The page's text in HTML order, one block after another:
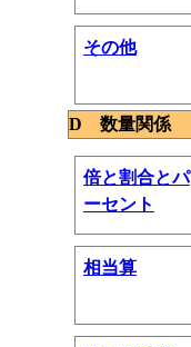
その他
D 数量関係
倍と割合とパ
ーセント
相当算